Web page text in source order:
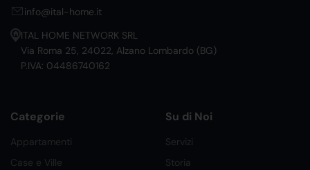
info@ital-home.it
ITAL HOME NETWORK SRL
Via Roma 25, 24022, Alzano Lombardo (BG)
P.IVA: 04486740162
Categorie
Appartamenti
Case e Ville
Su di Noi
Servizi
Storia